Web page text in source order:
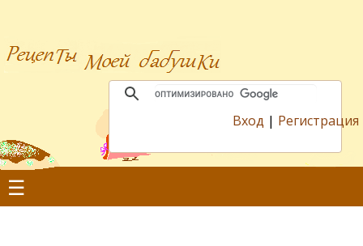
Вход | Регистрация
☰